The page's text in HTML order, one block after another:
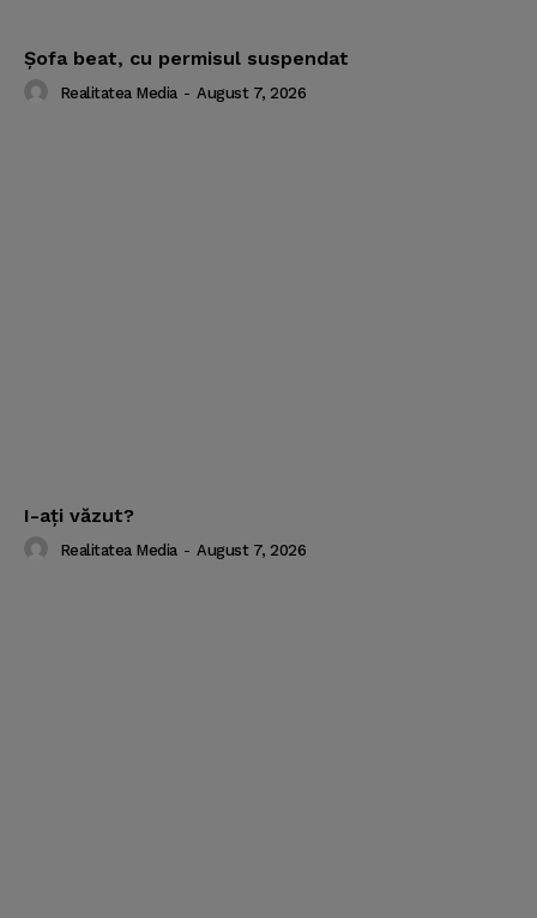
Şofa beat, cu permisul suspendat
Realitatea Media - August 7, 2026
I-aţi văzut?
Realitatea Media - August 7, 2026